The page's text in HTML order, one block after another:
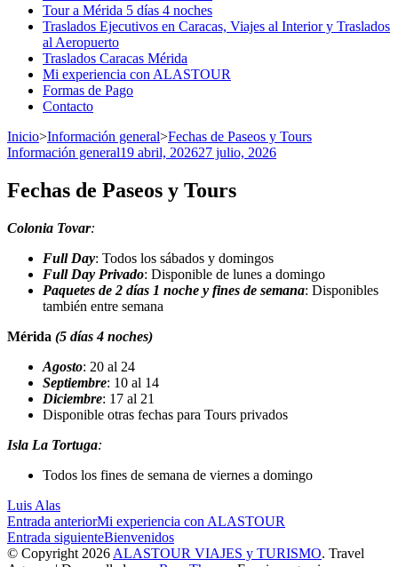
Tour a Mérida 5 días 4 noches
Traslados Ejecutivos en Caracas, Viajes al Interior y Traslados
al Aeropuerto
Traslados Caracas Mérida
Mi experiencia con ALASTOUR
Formas de Pago
Contacto
Inicio>Información general>Fechas de Paseos y Tours
Información general19 abril, 202627 julio, 2026
Fechas de Paseos y Tours
Colonia Tovar:
Full Day: Todos los sábados y domingos
Full Day Privado: Disponible de lunes a domingo
Paquetes de 2 días 1 noche y fines de semana: Disponibles
también entre semana
Mérida (5 días 4 noches)
Agosto: 20 al 24
Septiembre: 10 al 14
Diciembre: 17 al 21
Disponible otras fechas para Tours privados
Isla La Tortuga:
Todos los fines de semana de viernes a domingo
Luis Alas
Navegación
de
Entrada anteriorMi experiencia con ALASTOUR
Entrada siguienteBienvenidos
© Copyright 2026 ALASTOUR VIAJES y TURISMO. Travel